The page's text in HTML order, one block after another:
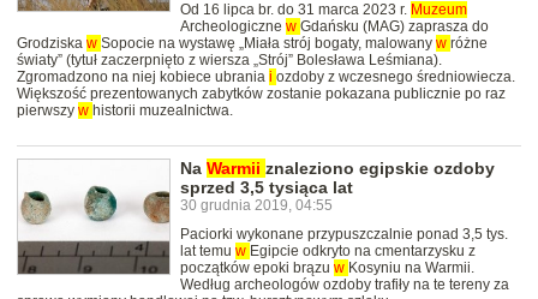
Od 16 lipca br. do 31 marca 2023 r. Muzeum
Archeologiczne w Gdańsku (MAG) zaprasza do
Grodziska w Sopocie na wystawę „Miała strój bogaty, malowany w różne
światy” (tytuł zaczerpnięto z wiersza „Strój” Bolesława Leśmiana).
Zgromadzono na niej kobiece ubrania i ozdoby z wczesnego średniowiecza.
Większość prezentowanych zabytków zostanie pokazana publicznie po raz
pierwszy w historii muzealnictwa.
Na Warmii znaleziono egipskie ozdoby
sprzed 3,5 tysiąca lat
30 grudnia 2019, 04:55
Paciorki wykonane przypuszczalnie ponad 3,5 tys.
lat temu w Egipcie odkryto na cmentarzysku z
początków epoki brązu w Kosyniu na Warmii.
Według archeologów ozdoby trafiły na te tereny za